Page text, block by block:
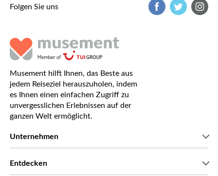
Folgen Sie uns
Musement hilft Ihnen, das Beste aus
jedem Reiseziel herauszuholen, indem
es Ihnen einen einfachen Zugriff zu
unvergesslichen Erlebnissen auf der
ganzen Welt ermöglicht.
Unternehmen
Entdecken